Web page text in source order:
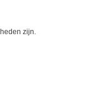
zijn.